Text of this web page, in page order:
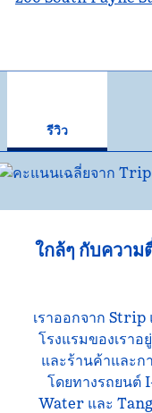
รีวิว
ใกล้ๆ กับความตื่น
เราออกจาก
โรงแรมของเรา
และร้านค้าและก
โดยทางรถยนต์
Water และ